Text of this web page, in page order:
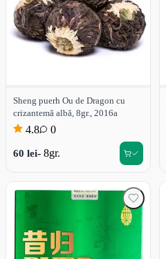
Sheng puerh Ou de Dragon cu
crizantemă albă, 8gr., 2016a
4.8 0
60 lei- 8gr.